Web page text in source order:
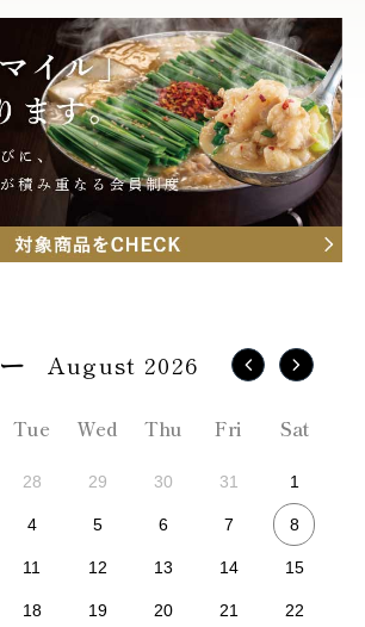
August 2026
Tue Wed Thu Fri Sat
28 29 30 31 1
4 5 6 7 8
11 12 13 14 15
18 19 20 21 22